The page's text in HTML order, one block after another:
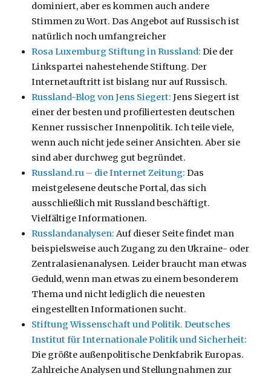
dominiert, aber es kommen auch andere
Stimmen zu Wort. Das Angebot auf Russisch ist
natürlich noch umfangreicher
Rosa Luxemburg Stiftung in Russland: Die der
Linkspartei nahestehende Stiftung. Der
Internetauftritt ist bislang nur auf Russisch.
Russland-Blog von Jens Siegert: Jens Siegert ist
einer der besten und profiliertesten deutschen
Kenner russischer Innenpolitik. Ich teile viele,
wenn auch nicht jede seiner Ansichten. Aber sie
sind aber durchweg gut begründet.
Russland.ru – die Internet Zeitung: Das
meistgelesene deutsche Portal, das sich
ausschließlich mit Russland beschäftigt.
Vielfältige Informationen.
Russlandanalysen: Auf dieser Seite findet man
beispielsweise auch Zugang zu den Ukraine- oder
Zentralasienanalysen. Leider braucht man etwas
Geduld, wenn man etwas zu einem besonderem
Thema und nicht lediglich die neuesten
eingestellten Informationen sucht.
Stiftung Wissenschaft und Politik. Deutsches
Institut für Internationale Politik und Sicherheit:
Die größte außenpolitische Denkfabrik Europas.
Zahlreiche Analysen und Stellungnahmen zur